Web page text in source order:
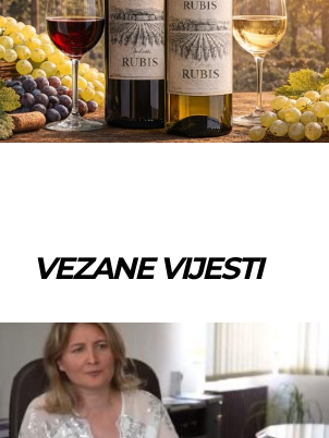
VEZANE VIJESTI